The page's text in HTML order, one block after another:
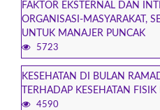
FAKTOR EKSTERNAL DAN
ORGANISASI-MASYARAKAT,
UNTUK MANAJER PUNCAK
5723
KESEHATAN DI BULAN
TERHADAP KESEHATAN
4590